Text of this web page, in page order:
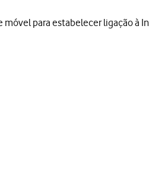
para estabelecer ligação à